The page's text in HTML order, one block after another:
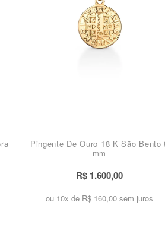
Pingente De Ouro 18 K São Bento
mm
R$ 1.600,00
ou 10x de R$ 160,00 sem juros